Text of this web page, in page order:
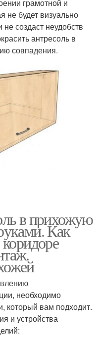
грамотной и
не будет визуально
создаст неудобств
антресоль в
совпадения.
в прихожую
Как
необходимо
который вам подходит.
и устройства